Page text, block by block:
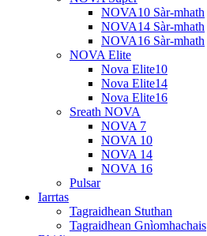
NOVA10 Sàr-mhath
NOVA14 Sàr-mhath
NOVA16 Sàr-mhath
NOVA Elite
Nova Elite10
Nova Elite14
Nova Elite16
Sreath NOVA
NOVA 7
NOVA 10
NOVA 14
NOVA 16
Pulsar
Iarrtas
Tagraidhean Stuthan
Tagraidhean Gnìomhachais